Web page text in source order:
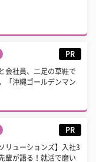
PR
会社員、二足の草鞋で
「沖縄ゴールデンマン
PR
リューションズ】入社3
輩が語る！就活で磨い